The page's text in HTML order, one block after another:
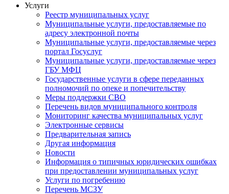
Услуги
Реестр муниципальных услуг
Муниципальные услуги, предоставляемые по
адресу электронной почты
Муниципальные услуги, предоставляемые через
портал Госуслуг
Муниципальные услуги, предоставляемые через
ГБУ МФЦ
Государственные услуги в сфере переданных
полномочий по опеке и попечительству
Меры поддержки СВО
Перечень видов муниципального контроля
Мониторинг качества муниципальных услуг
Электронные сервисы
Предварительная запись
Другая информация
Новости
Информация о типичных юридических ошибках
при предоставлении муниципальных услуг
Услуги по погребению
Перечень МСЗУ